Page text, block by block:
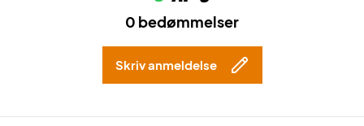
0 bedømmelser
Skriv anmeldelse